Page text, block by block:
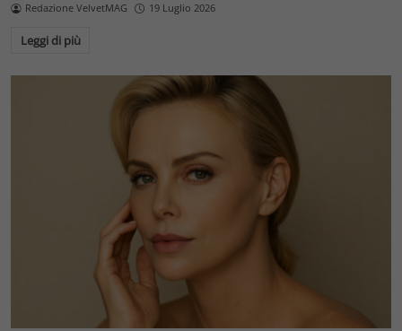
Redazione VelvetMAG 19 Luglio 2026
Leggi di più